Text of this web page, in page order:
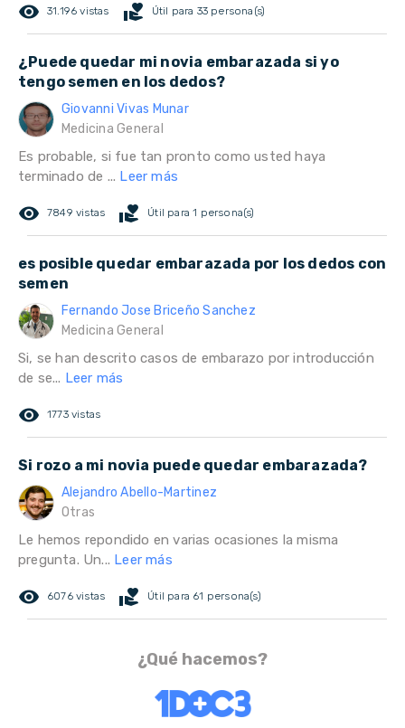
remove_red_eye 31.196 vistas volunteer_activism Útil para 33 persona(s)
¿Puede quedar mi novia embarazada si yo
tengo semen en los dedos?
Giovanni Vivas Munar
Medicina General
Es probable, si fue tan pronto como usted haya
terminado de ... Leer más
remove_red_eye 7849 vistas volunteer_activism Útil para 1 persona(s)
es posible quedar embarazada por los dedos con
semen
Fernando Jose Briceño Sanchez
Medicina General
Si, se han descrito casos de embarazo por introducción
de se... Leer más
remove_red_eye 1773 vistas
Si rozo a mi novia puede quedar embarazada?
Alejandro Abello-Martinez
Otras
Le hemos repondido en varias ocasiones la misma
pregunta. Un... Leer más
remove_red_eye 6076 vistas volunteer_activism Útil para 61 persona(s)
¿Qué hacemos?